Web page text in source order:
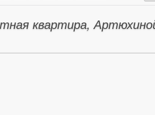
квартира,